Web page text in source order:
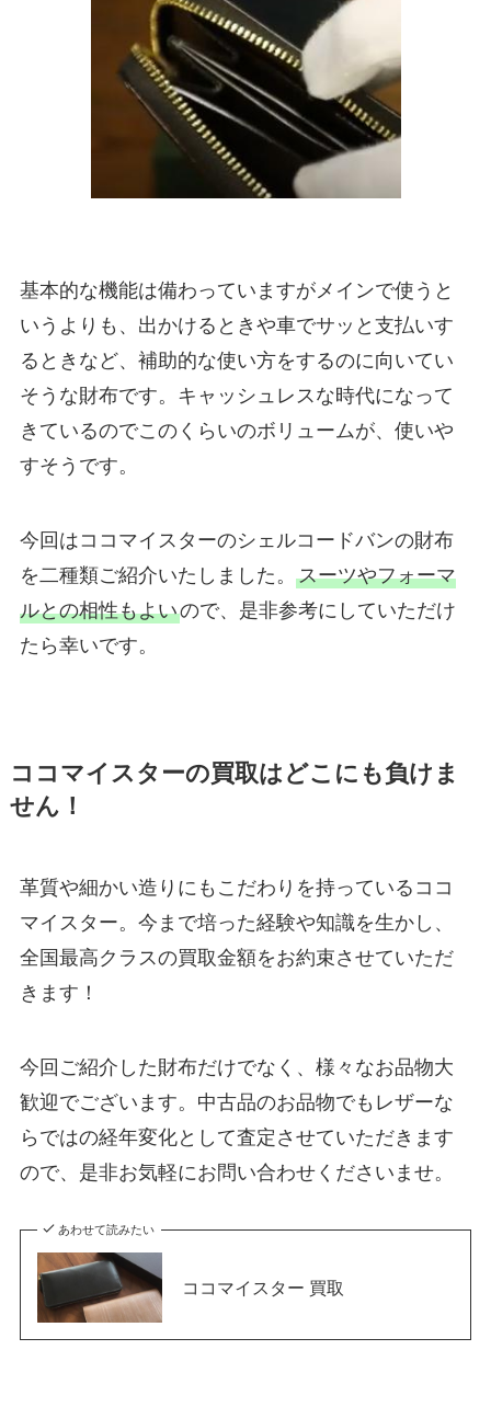
基本的な機能は備わっていますがメインで使うと
いうよりも、出かけるときや車でサッと支払いす
るときなど、補助的な使い方をするのに向いてい
そうな財布です。キャッシュレスな時代になって
きているのでこのくらいのボリュームが、使いや
すそうです。
今回はココマイスターのシェルコードバンの財布
を二種類ご紹介いたしました。 スーツやフォーマ
ルとの相性もよいので、是非参考にしていただけ
たら幸いです。
ココマイスターの買取はどこにも負けま
せん！
革質や細かい造りにもこだわりを持っているココ
マイスター。今まで培った経験や知識を生かし、
全国最高クラスの買取金額をお約束させていただ
きます！
今回ご紹介した財布だけでなく、様々なお品物大
歓迎でございます。中古品のお品物でもレザーな
らではの経年変化として査定させていただきます
ので、是非お気軽にお問い合わせくださいませ。
あわせて読みたい
ココマイスター 買取